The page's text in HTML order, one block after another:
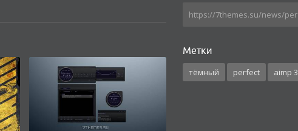
Метки
тёмный perfect aimp 3